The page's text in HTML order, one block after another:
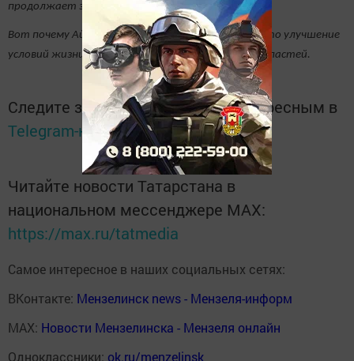
продолжает загрязнять улицы города.
Вот почему Айдар Салахов еще раз подчеркнул, что улучшение
условий жизни людей - это повседневная задача властей.
Следите за самым важным и интересным в
Telegram-каналеТатмедиа
Читайте новости Татарстана в
национальном мессенджере MАХ:
https://max.ru/tatmedia
Самое интересное в наших социальных сетях:
ВКонтакте: Мензелинск news - Мензеля-информ
MAX: Новости Мензелинска - Мензеля онлайн
Одноклассники: ok.ru/menzelinsk